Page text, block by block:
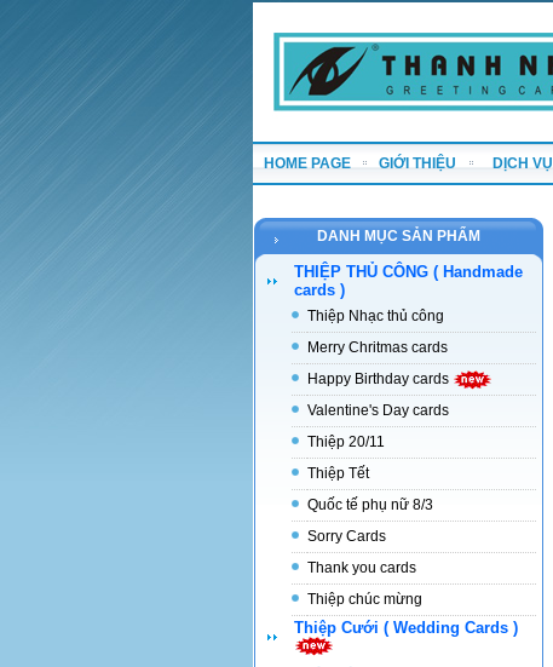
HOME PAGE GIỚI THIỆU DỊCH VỤ
DANH MỤC SẢN PHẨM
THIỆP THỦ CÔNG ( Handmade
cards )
Thiệp Nhạc thủ công
Merry Chritmas cards
Happy Birthday cards
Valentine's Day cards
Thiệp 20/11
Thiệp Tết
Quốc tế phụ nữ 8/3
Sorry Cards
Thank you cards
Thiệp chúc mừng
Thiệp Cưới ( Wedding Cards )